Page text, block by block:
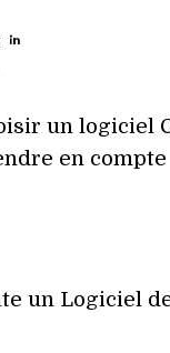
Opens new window
un logiciel
en compte
un Logiciel